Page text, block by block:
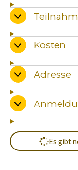
Kosten
Adresse
Es gibt